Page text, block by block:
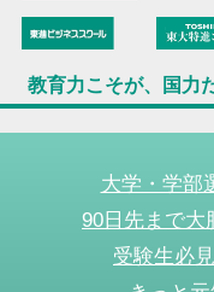
教育力こそが、国力
大学・学部
90日先まで大
受験生必